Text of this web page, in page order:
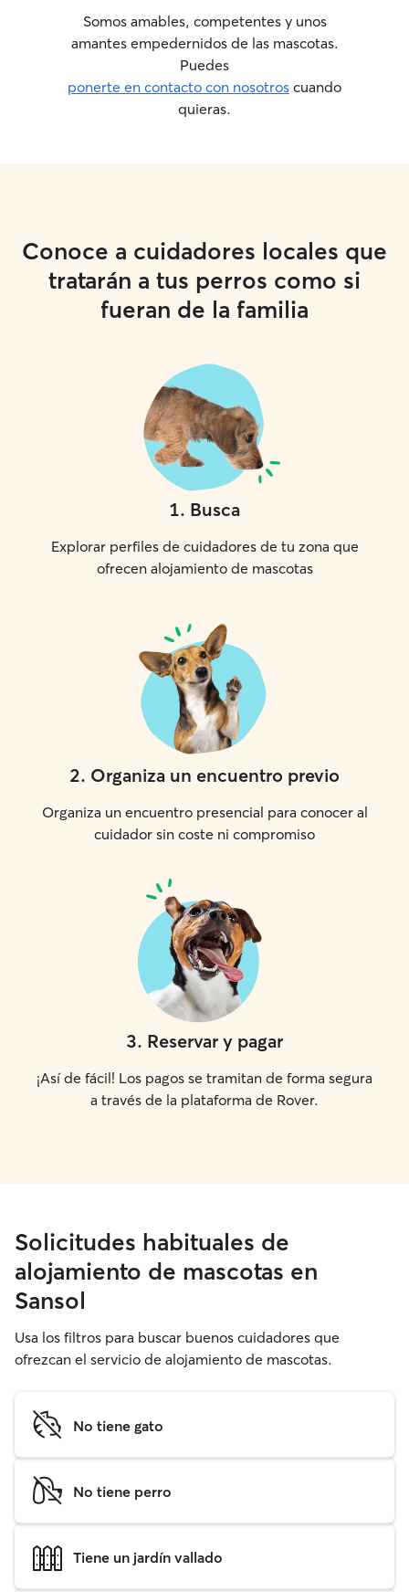
Somos amables, competentes y unos
amantes empedernidos de las mascotas.
Puedes
ponerte en contacto con nosotros cuando
quieras.
Conoce a cuidadores locales que
tratarán a tus perros como si
fueran de la familia
1. Busca
Explorar perfiles de cuidadores de tu zona que
ofrecen alojamiento de mascotas
2. Organiza un encuentro previo
Organiza un encuentro presencial para conocer al
cuidador sin coste ni compromiso
3. Reservar y pagar
¡Así de fácil! Los pagos se tramitan de forma segura
a través de la plataforma de Rover.
Solicitudes habituales de
alojamiento de mascotas en
Sansol
Usa los filtros para buscar buenos cuidadores que
ofrezcan el servicio de alojamiento de mascotas.
No tiene gato
No tiene perro
Tiene un jardín vallado